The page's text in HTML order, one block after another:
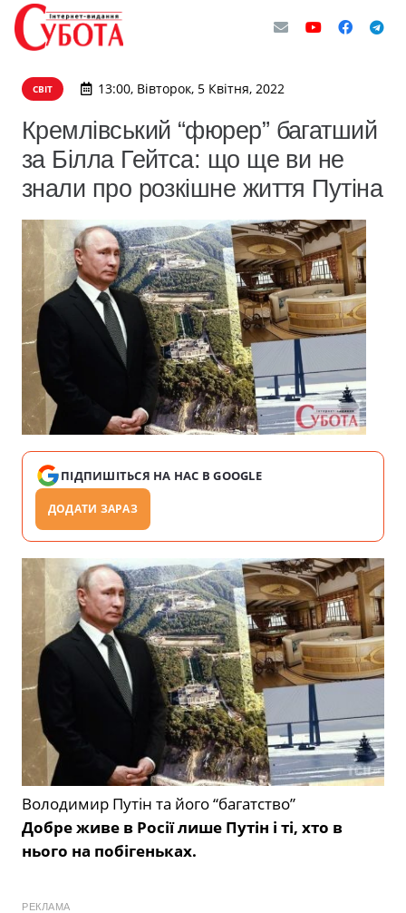
СВІТ 13:00, Вівторок, 5 Квітня, 2022
Кремлівський “фюрер” багатший
за Білла Гейтса: що ще ви не
знали про розкішне життя Путіна
ПІДПИШІТЬСЯ НА НАС В GOOGLE
ДОДАТИ ЗАРАЗ
Володимир Путін та його “багатство”
Добре живе в Росії лише Путін і ті, хто в
нього на побігеньках.
РЕКЛАМА